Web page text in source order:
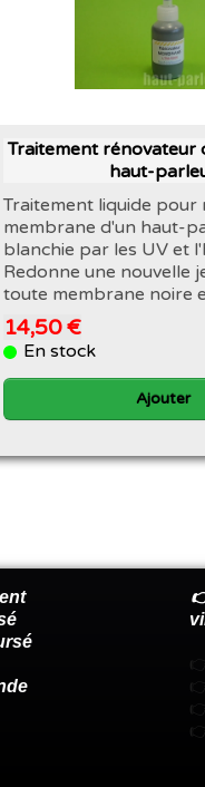
Traitement rénovateur
haut-
Traitement liquide pour
membrane d'un haut-
blanchie par les UV et
Redonne une nouvelle
toute membrane noire
14,50 €
En stock
Ajouter
👉
👉
👉